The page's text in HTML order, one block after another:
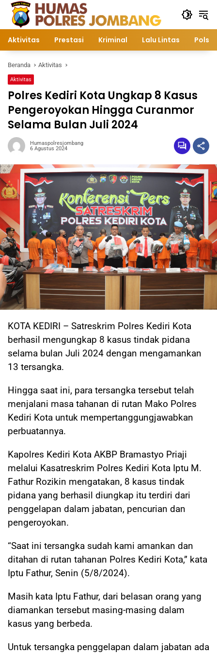
Langsung
konten
Aktivitas Prestasi Kriminal Lalu Lintas
Beranda Aktivitas
Aktivitas
Polres Kediri Kota Ungkap 8 Kasus
Pengeroyokan Hingga Curanmor
Selama Bulan Juli 2024
Humaspolresjombang
6 Agustus 2024
KOTA KEDIRI – Satreskrim Polres Kediri Kota
berhasil mengungkap 8 kasus tindak pidana
selama bulan Juli 2024 dengan mengamankan
13 tersangka.
Hingga saat ini, para tersangka tersebut telah
menjalani masa tahanan di rutan Mako Polres
Kediri Kota untuk mempertanggungjawabkan
perbuatannya.
Kapolres Kediri Kota AKBP Bramastyo Priaji
melalui Kasatreskrim Polres Kediri Kota Iptu M.
Fathur Rozikin mengatakan, 8 kasus tindak
pidana yang berhasil diungkap itu terdiri dari
penggelapan dalam jabatan, pencurian dan
pengeroyokan.
“Saat ini tersangka sudah kami amankan dan
ditahan di rutan tahanan Polres Kediri Kota,” kata
Iptu Fathur, Senin (5/8/2024).
Masih kata Iptu Fathur, dari belasan orang yang
diamankan tersebut masing-masing dalam
kasus yang berbeda.
Untuk tersangka penggelapan dalam jabatan ada